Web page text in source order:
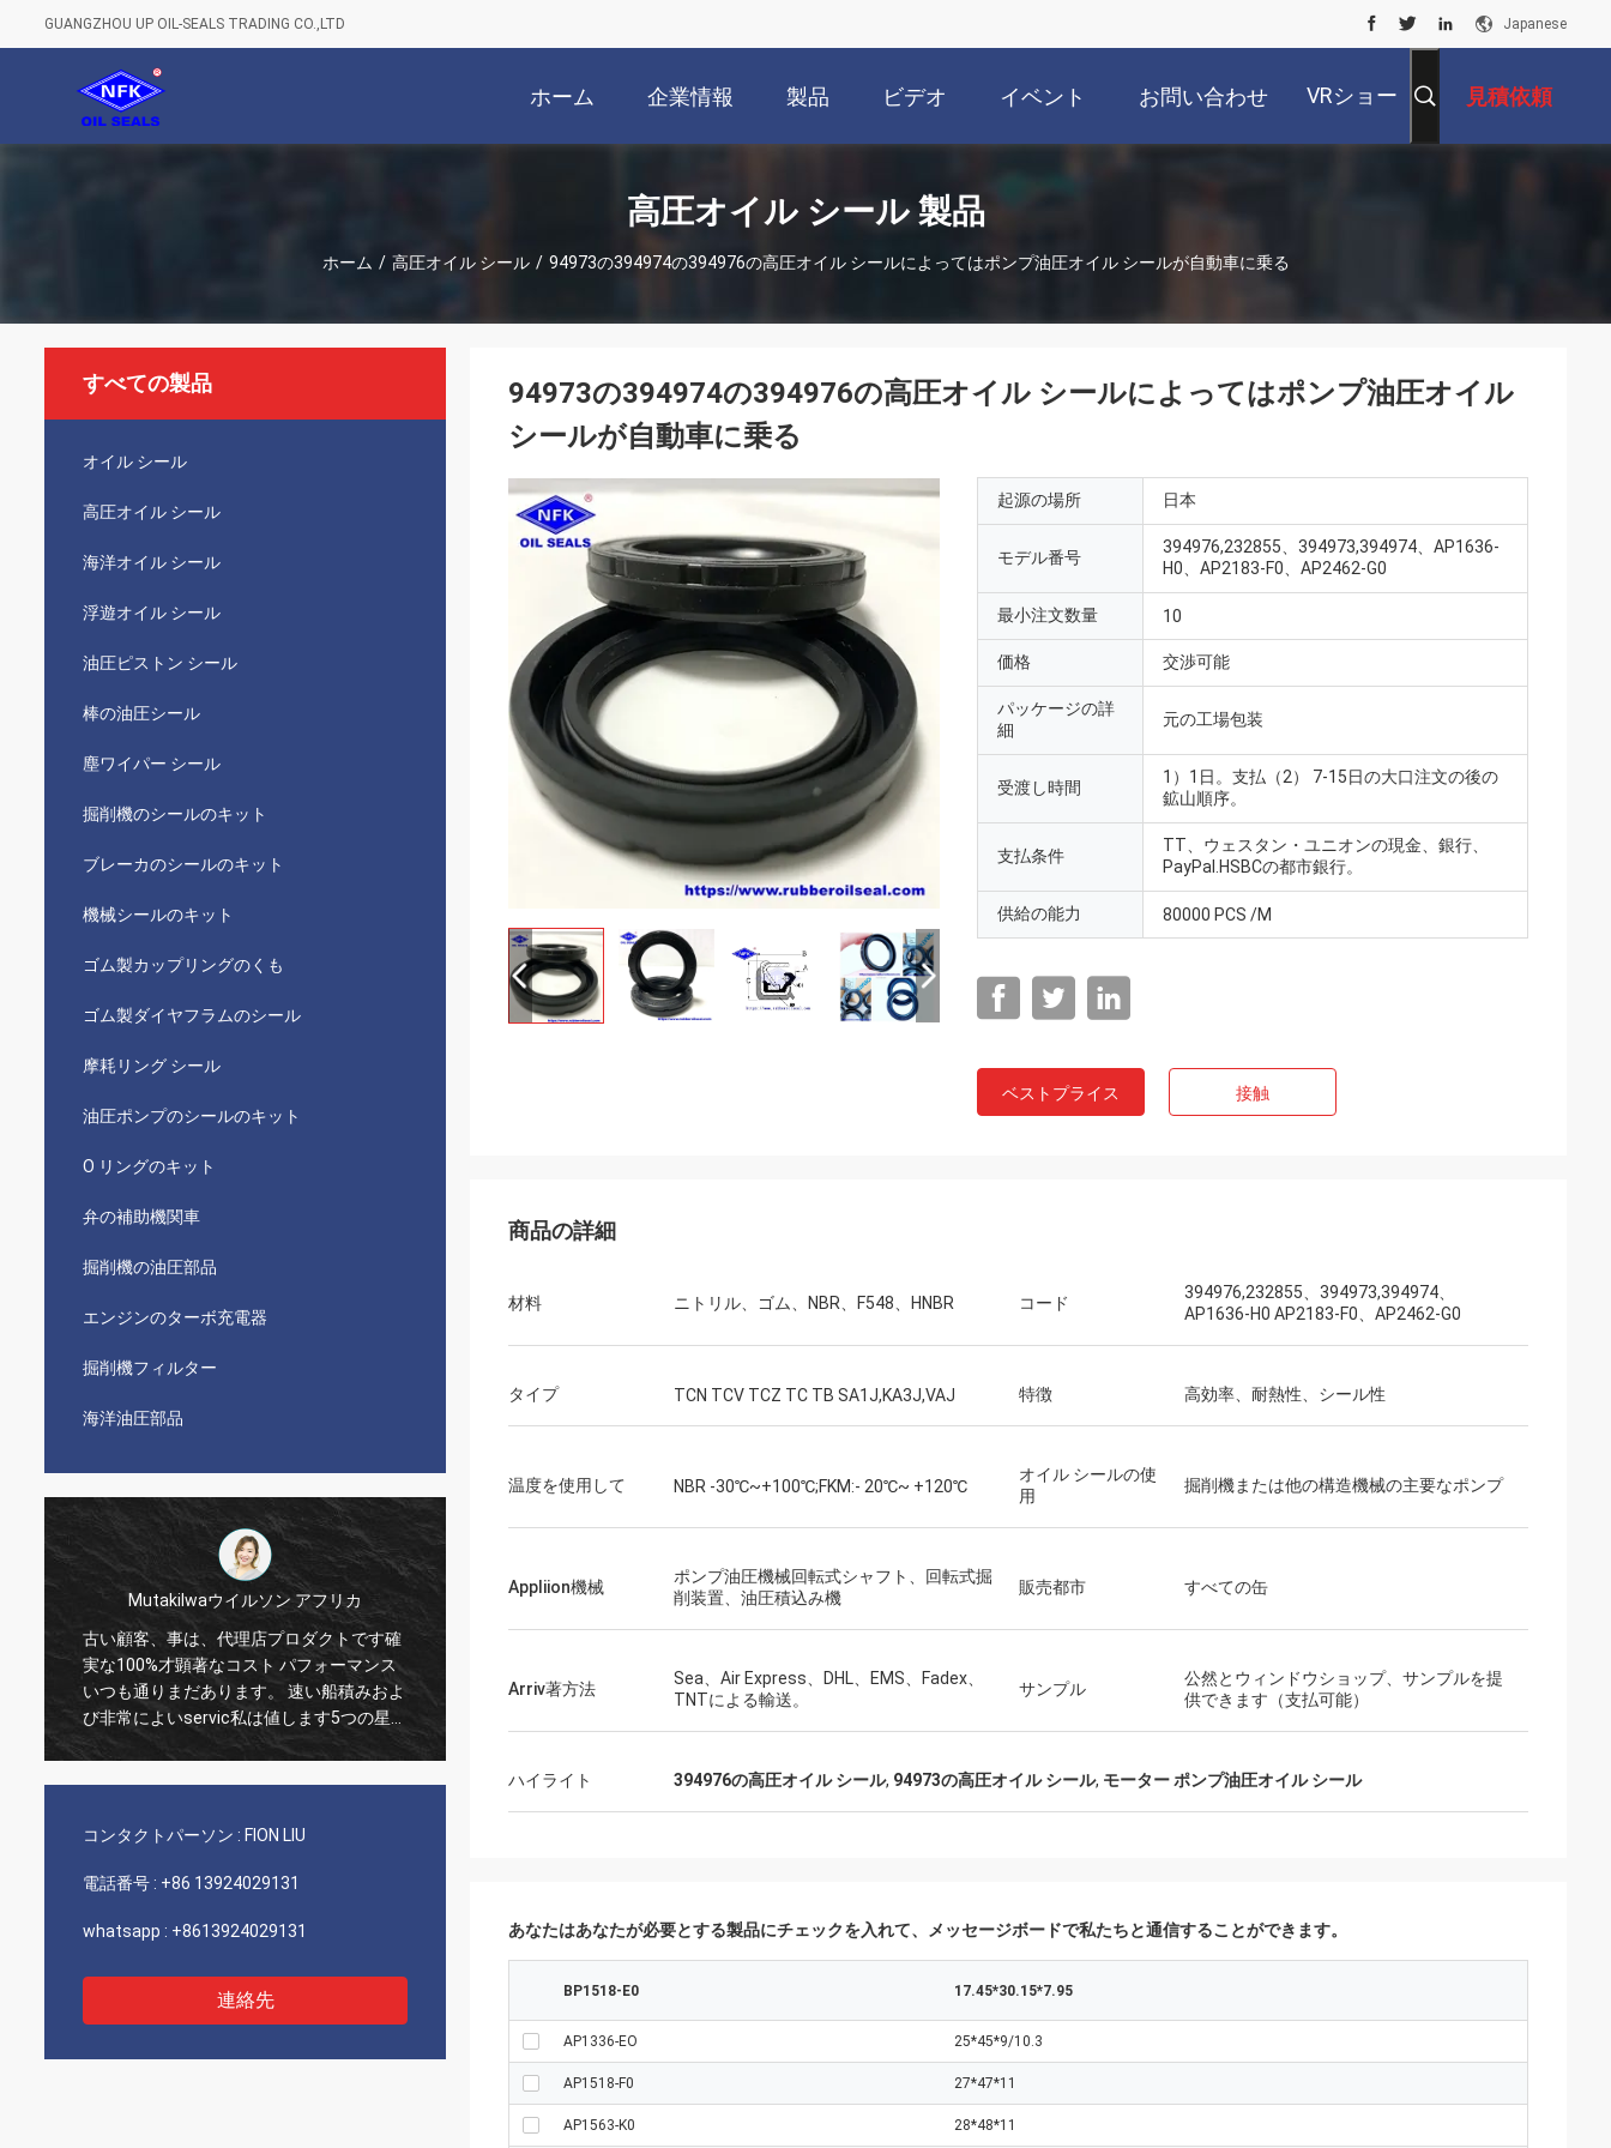
GUANGZHOU UP OIL-SEALS TRADING CO.,LTD Japanese
ホーム 企業情報 製品 ビデオ イベント お問い合わせ VRショー 見積依頼
高圧オイル シール 製品
ホーム / 高圧オイル シール / 94973の394974の394976の高圧オイル シールによってはポンプ油圧オイル シールが自動車に乗る
すべての製品
オイル シール
高圧オイル シール
海洋オイル シール
浮遊オイル シール
油圧ピストン シール
棒の油圧シール
塵ワイパー シール
掘削機のシールのキット
ブレーカのシールのキット
機械シールのキット
ゴム製カップリングのくも
ゴム製ダイヤフラムのシール
摩耗リング シール
油圧ポンプのシールのキット
O リングのキット
弁の補助機関車
掘削機の油圧部品
エンジンのターボ充電器
掘削機フィルター
海洋油圧部品
Mutakilwaウイルソン アフリカ
古い顧客、事は、代理店プロダクトです確
実な100%才顕著なコスト パフォーマンス
いつも通りまだあります。 速い船積みおよ
び非常によいservic私は値します5つの星に
推薦します!
ことは、商品良質、私達将来持っています
長いcoopertionをです。
コンタクトパーソン : FION LIU
電話番号 : +86 13924029131
whatsapp : +8613924029131
連絡先
94973の394974の394976の高圧オイル シールによってはポンプ油圧オイル
シールが自動車に乗る
起源の場所 日本
モデル番号
394976,232855、394973,394974、AP1636-
H0、AP2183-F0、AP2462-G0
最小注文数量 10
価格 交渉可能
パッケージの詳
細
元の工場包装
受渡し時間
1）1日。支払（2） 7-15日の大口注文の後の
鉱山順序。
支払条件
TT、ウェスタン・ユニオンの現金、銀行、
PayPal.HSBCの都市銀行。
供給の能力 80000 PCS /M
ベストプライス 接触
商品の詳細
材料 ニトリル、ゴム、NBR、F548、HNBR コード
394976,232855、394973,394974、
AP1636-H0 AP2183-F0、AP2462-G0
タイプ TCN TCV TCZ TC TB SA1J,KA3J,VAJ 特徴 高効率、耐熱性、シール性
温度を使用して NBR -30℃~+100℃;FKM:- 20℃~ +120℃
オイル シールの使
用
掘削機または他の構造機械の主要なポンプ
Appliion機械
ポンプ油圧機械回転式シャフト、回転式掘
削装置、油圧積込み機
販売都市 すべての缶
Arriv著方法
Sea、Air Express、DHL、EMS、Fadex、
TNTによる輸送。
サンプル
公然とウィンドウショップ、サンプルを提
供できます（支払可能）
ハイライト 394976の高圧オイル シール, 94973の高圧オイル シール, モーター ポンプ油圧オイル シール
あなたはあなたが必要とする製品にチェックを入れて、メッセージボードで私たちと通信することができます。
BP1518-E0 17.45*30.15*7.95
AP1336-EO 25*45*9/10.3
AP1518-F0 27*47*11
AP1563-K0 28*48*11